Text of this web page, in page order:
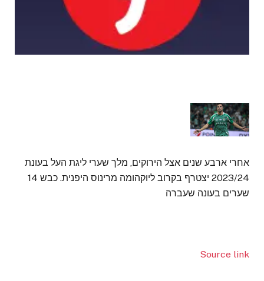
אחרי ארבע שנים אצל הירוקים, מלך שערי ליגת העל בעונת
2023/24 יצטרף בקרוב ליוקהומה מרינוס היפנית. כבש 14
שערים בעונה שעברה
Source link